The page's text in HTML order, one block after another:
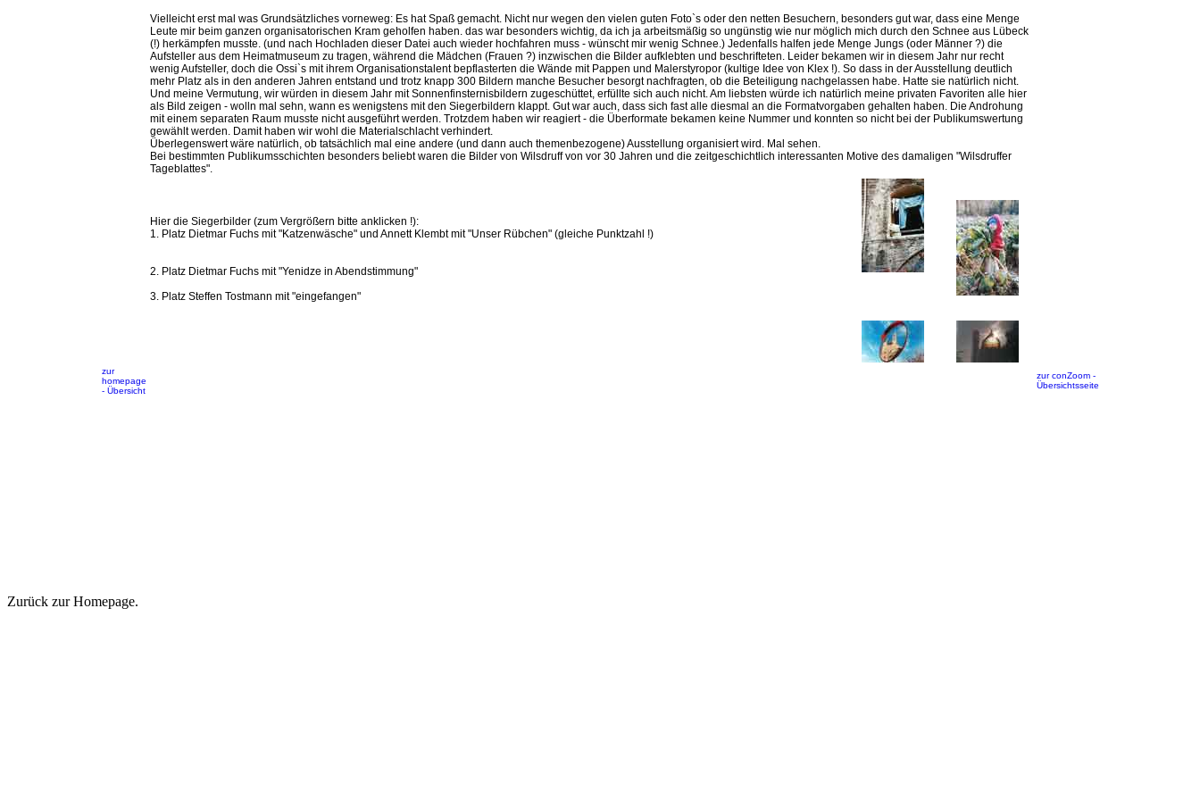
Vielleicht erst mal was Grundsätzliches vorneweg: Es hat Spaß gemacht. Nicht nur wegen den vielen guten Foto`s oder den netten Besuchern, besonders gut war, dass eine Menge
Leute mir beim ganzen organisatorischen Kram geholfen haben. das war besonders wichtig, da ich ja arbeitsmäßig so ungünstig wie nur möglich mich durch den Schnee aus Lübeck
(!) herkämpfen musste. (und nach Hochladen dieser Datei auch wieder hochfahren muss - wünscht mir wenig Schnee.) Jedenfalls halfen jede Menge Jungs (oder Männer ?) die
Aufsteller aus dem Heimatmuseum zu tragen, während die Mädchen (Frauen ?) inzwischen die Bilder aufklebten und beschrifteten. Leider bekamen wir in diesem Jahr nur recht
wenig Aufsteller, doch die Ossi`s mit ihrem Organisationstalent bepflasterten die Wände mit Pappen und Malerstyropor (kultige Idee von Klex !). So dass in der Ausstellung deutlich
mehr Platz als in den anderen Jahren entstand und trotz knapp 300 Bildern manche Besucher besorgt nachfragten, ob die Beteiligung nachgelassen habe. Hatte sie natürlich nicht.
Und meine Vermutung, wir würden in diesem Jahr mit Sonnenfinsternisbildern zugeschüttet, erfüllte sich auch nicht. Am liebsten würde ich natürlich meine privaten Favoriten alle hier
als Bild zeigen - wolln mal sehn, wann es wenigstens mit den Siegerbildern klappt. Gut war auch, dass sich fast alle diesmal an die Formatvorgaben gehalten haben. Die Androhung
mit einem separaten Raum musste nicht ausgeführt werden. Trotzdem haben wir reagiert - die Überformate bekamen keine Nummer und konnten so nicht bei der Publikumswertung
gewählt werden. Damit haben wir wohl die Materialschlacht verhindert.
Überlegenswert wäre natürlich, ob tatsächlich mal eine andere (und dann auch themenbezogene) Ausstellung organisiert wird. Mal sehen.
Bei bestimmten Publikumsschichten besonders beliebt waren die Bilder von Wilsdruff von vor 30 Jahren und die zeitgeschichtlich interessanten Motive des damaligen "Wilsdruffer
Tageblattes".
Hier die Siegerbilder (zum Vergrößern bitte anklicken !):
1. Platz Dietmar Fuchs mit "Katzenwäsche" und Annett Klembt mit "Unser Rübchen" (gleiche Punktzahl !)
2. Platz Dietmar Fuchs mit "Yenidze in Abendstimmung"
3. Platz Steffen Tostmann mit "eingefangen"
zur
homepage
- Übersicht
zur conZoom -
Übersichtsseite
Zurück zur Homepage.